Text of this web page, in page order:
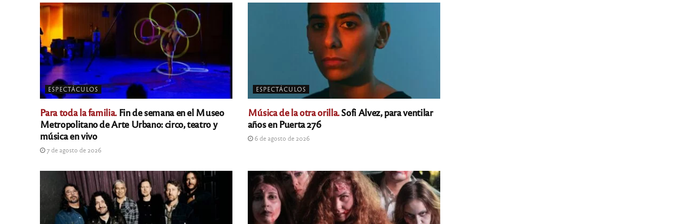
ESPECTÁCULOS
Para toda la familia.Fin de semana en el Museo
Metropolitano de Arte Urbano: circo, teatro y
música en vivo
7 de agosto de 2026
ESPECTÁCULOS
Música de la otra orilla.Sofi Alvez, para ventilar
años en Puerta 276
6 de agosto de 2026